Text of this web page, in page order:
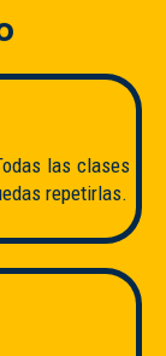
las clases
repetirlas.